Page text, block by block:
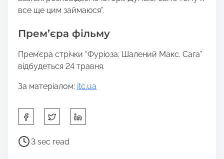
все ще цим займаюся”.
Прем’єра фільму
Прем’єра стрічки “Фуріоза: Шалений Макс. Сага”
відбудеться 24 травня.
За матеріалом: itc.ua
h
a
P
o
3 sec read